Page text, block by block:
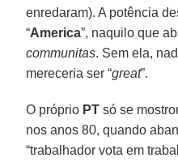
enredaram). A potência
“America”, naquilo que
communitas. Sem ela,
mereceria ser “great”.
O próprio PT só se
nos anos 80, quando
“trabalhador vota em